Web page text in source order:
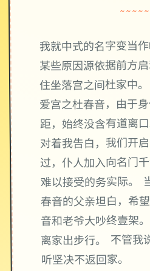
~~~~~
我就中式的名字变当
某些原因源依据前方
住坐落宫之间杜家中
爱宫之杜春音，由于
距，始终没含有道离
对着我告白，我们开
过，仆人加入向名门
难以接受的务实际。
春音的父亲坦白，希
音和老爷大吵终壹架
离家出步行。 不管我
听坚决不返回家。